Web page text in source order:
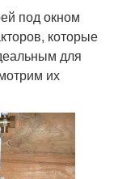
под окном
которые
для
их